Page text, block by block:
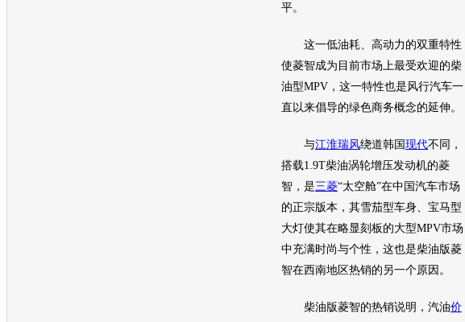
平。
这一低油耗、高动力的双重特性
使菱智成为目前市场上最受欢迎的柴
油型MPV ，这一特性也是 风行汽车一
直以来倡导的绿色商务概念的延伸。
与江淮瑞风绕道韩国 现代不同，
搭载1.9T柴油涡轮增压发动机的菱
智 ，是三菱“太空舱”在中国 汽车市场
的正宗版本，其雪茄型车身、 宝马型
大灯使其在略显刻板的大型MPV市场
中充满时尚与个性，这也是柴油版菱
智在西南地区热销的另一个原因。
柴油版菱智的热销说明，汽油价